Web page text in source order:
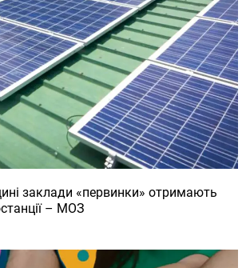
заклади «первинки» отримають
– МОЗ